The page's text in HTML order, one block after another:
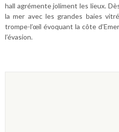
hall agrémente joliment les lieux.
la mer avec les grandes baies
trompe-l’œil évoquant la côte
l’évasion.